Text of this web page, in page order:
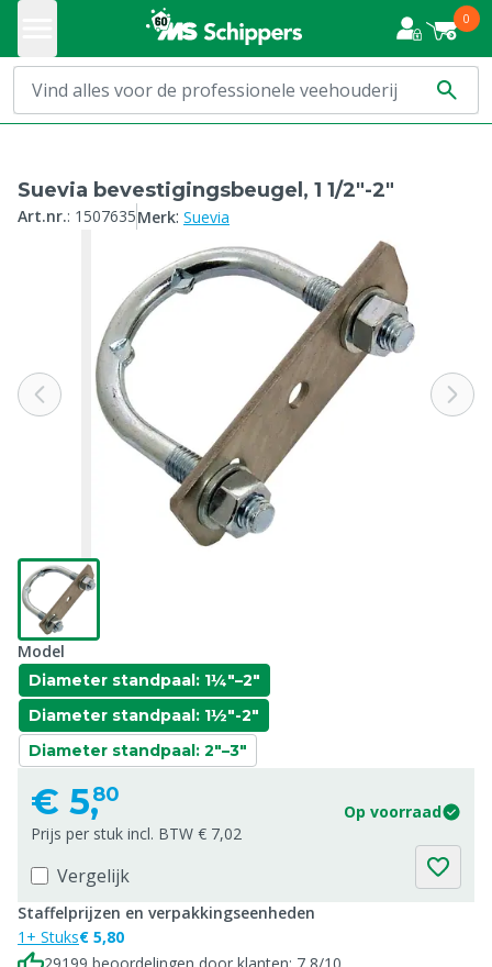
0
Suevia bevestigingsbeugel, 1 1/2"-2"
Art.nr.: 1507635Merk: Suevia
Model
Diameter standpaal: 1¼"–2"
Diameter standpaal: 1½"-2"
Diameter standpaal: 2"–3"
€ 5,80
Op voorraad
Prijs per stuk incl. BTW € 7,02
Vergelijk
Staffelprijzen en verpakkingseenheden
1+ Stuks€ 5,80